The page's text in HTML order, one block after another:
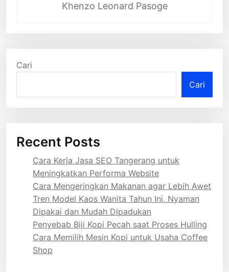
Khenzo Leonard Pasoge
Cari
Cari
Recent Posts
Cara Kerja Jasa SEO Tangerang untuk
Meningkatkan Performa Website
Cara Mengeringkan Makanan agar Lebih Awet
Tren Model Kaos Wanita Tahun Ini, Nyaman
Dipakai dan Mudah Dipadukan
Penyebab Biji Kopi Pecah saat Proses Hulling
Cara Memilih Mesin Kopi untuk Usaha Coffee
Shop